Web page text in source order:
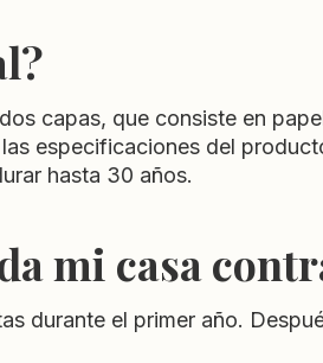
capas, que consiste en
especificaciones del
hasta 30 años.
mi casa
durante el primer año.